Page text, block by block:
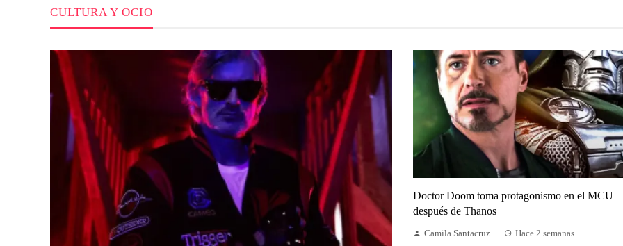
CULTURA Y OCIO
Doctor Doom toma protagonismo en el MCU
después de Thanos
Camila Santacruz Hace 2 semanas